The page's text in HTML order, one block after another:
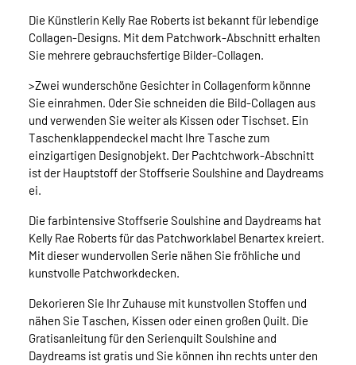
Die Künstlerin Kelly Rae Roberts ist bekannt für lebendige
Collagen-Designs. Mit dem Patchwork-Abschnitt erhalten
Sie mehrere gebrauchsfertige Bilder-Collagen.
>Zwei wunderschöne Gesichter in Collagenform könnne
Sie einrahmen. Oder Sie schneiden die Bild-Collagen aus
und verwenden Sie weiter als Kissen oder Tischset. Ein
Taschenklappendeckel macht Ihre Tasche zum
einzigartigen Designobjekt. Der Pachtchwork-Abschnitt
ist der Hauptstoff der Stoffserie Soulshine and Daydreams
ei.
Die farbintensive Stoffserie Soulshine and Daydreams hat
Kelly Rae Roberts für das Patchworklabel Benartex kreiert.
Mit dieser wundervollen Serie nähen Sie fröhliche und
kunstvolle Patchworkdecken.
Dekorieren Sie Ihr Zuhause mit kunstvollen Stoffen und
nähen Sie Taschen, Kissen oder einen großen Quilt. Die
Gratisanleitung für den Serienquilt Soulshine and
Daydreams ist gratis und Sie können ihn rechts unter den